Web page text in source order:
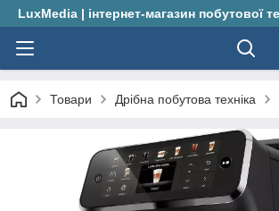
LuxMedia | інтернет-магазин побутової
Товари Дрібна побутова техніка